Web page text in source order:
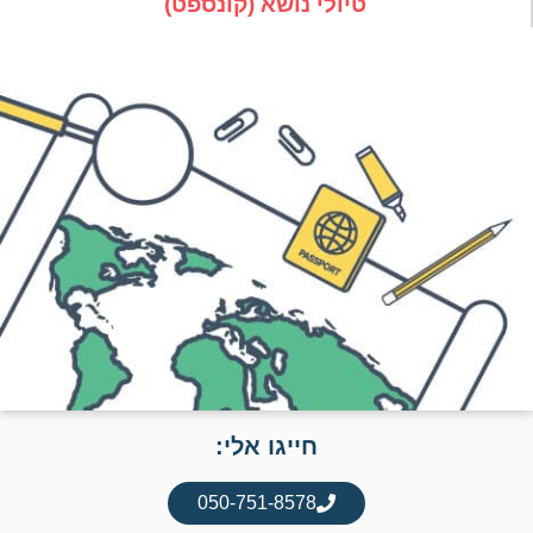
חייגו אלי:
050-751-8578